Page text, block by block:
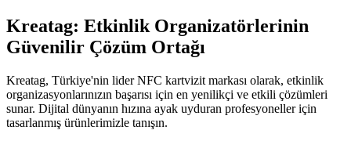
Kreatag: Etkinlik Organizatörlerinin
Güvenilir Çözüm Ortağı
Kreatag, Türkiye'nin lider NFC kartvizit markası olarak, etkinlik
organizasyonlarınızın başarısı için en yenilikçi ve etkili çözümleri
sunar. Dijital dünyanın hızına ayak uyduran profesyoneller için
tasarlanmış ürünlerimizle tanışın.